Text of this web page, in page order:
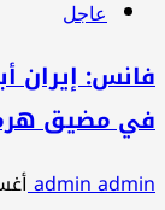
عاجل
فانس: إيران
في مضيق
admin admin